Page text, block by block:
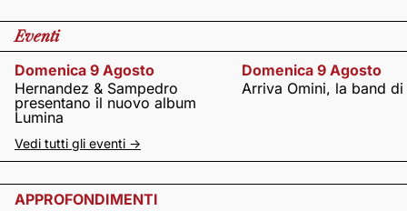
Eventi
Domenica 9 Agosto
Hernandez & Sampedro
presentano il nuovo album
Lumina
Domenica 9 Agosto
Arriva Omini, la band
Vedi tutti gli eventi ->
APPROFONDIMENTI